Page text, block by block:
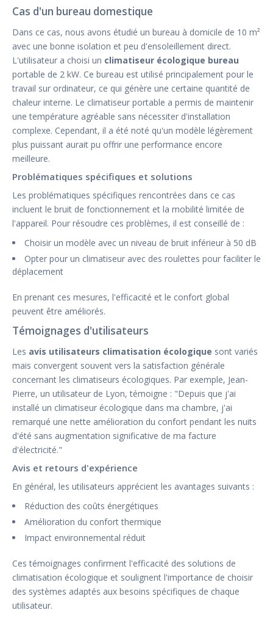
Cas d'un bureau domestique
Dans ce cas, nous avons étudié un bureau à domicile de 10 m²
avec une bonne isolation et peu d'ensoleillement direct.
L'utilisateur a choisi un climatiseur écologique bureau
portable de 2 kW. Ce bureau est utilisé principalement pour le
travail sur ordinateur, ce qui génère une certaine quantité de
chaleur interne. Le climatiseur portable a permis de maintenir
une température agréable sans nécessiter d'installation
complexe. Cependant, il a été noté qu'un modèle légèrement
plus puissant aurait pu offrir une performance encore
meilleure.
Problématiques spécifiques et solutions
Les problématiques spécifiques rencontrées dans ce cas
incluent le bruit de fonctionnement et la mobilité limitée de
l'appareil. Pour résoudre ces problèmes, il est conseillé de :
Choisir un modèle avec un niveau de bruit inférieur à 50 dB
Opter pour un climatiseur avec des roulettes pour faciliter le
déplacement
En prenant ces mesures, l'efficacité et le confort global
peuvent être améliorés.
Témoignages d'utilisateurs
Les avis utilisateurs climatisation écologique sont variés
mais convergent souvent vers la satisfaction générale
concernant les climatiseurs écologiques. Par exemple, Jean-
Pierre, un utilisateur de Lyon, témoigne : "Depuis que j'ai
installé un climatiseur écologique dans ma chambre, j'ai
remarqué une nette amélioration du confort pendant les nuits
d'été sans augmentation significative de ma facture
d'électricité."
Avis et retours d'expérience
En général, les utilisateurs apprécient les avantages suivants :
Réduction des coûts énergétiques
Amélioration du confort thermique
Impact environnemental réduit
Ces témoignages confirment l'efficacité des solutions de
climatisation écologique et soulignent l'importance de choisir
des systèmes adaptés aux besoins spécifiques de chaque
utilisateur.